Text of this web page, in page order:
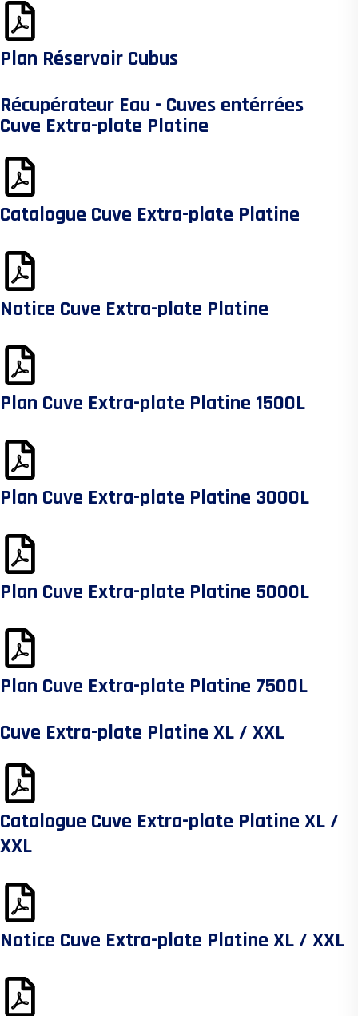
Plan Réservoir Cubus
Récupérateur Eau - Cuves entérrées
Cuve Extra-plate Platine
Catalogue Cuve Extra-plate Platine
Notice Cuve Extra-plate Platine
Plan Cuve Extra-plate Platine 1500L
Plan Cuve Extra-plate Platine 3000L
Plan Cuve Extra-plate Platine 5000L
Plan Cuve Extra-plate Platine 7500L
Cuve Extra-plate Platine XL / XXL
Catalogue Cuve Extra-plate Platine XL /
XXL
Notice Cuve Extra-plate Platine XL / XXL